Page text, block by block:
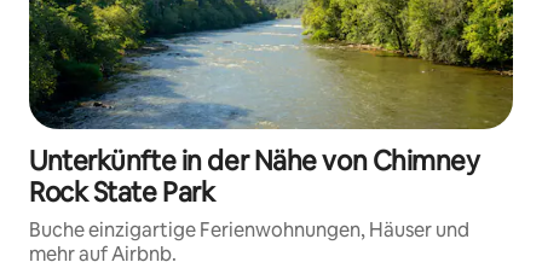
Unterkünfte in der Nähe von Chimney
Rock State Park
Buche einzigartige Ferienwohnungen, Häuser und
mehr auf Airbnb.